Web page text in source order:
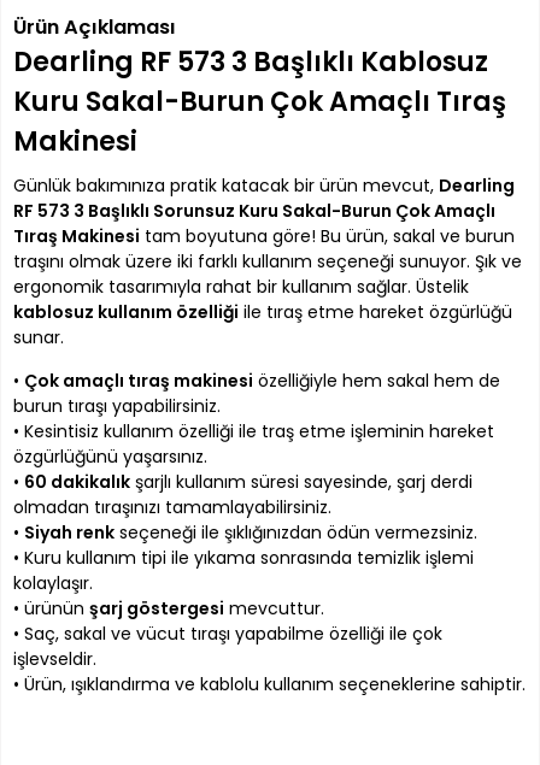
Ürün Açıklaması
Dearling RF 573 3 Başlıklı Kablosuz
Kuru Sakal-Burun Çok Amaçlı Tıraş
Makinesi
Günlük bakımınıza pratik katacak bir ürün mevcut, Dearling
RF 573 3 Başlıklı Sorunsuz Kuru Sakal-Burun Çok Amaçlı
Tıraş Makinesi tam boyutuna göre! Bu ürün, sakal ve burun
traşını olmak üzere iki farklı kullanım seçeneği sunuyor. Şık ve
ergonomik tasarımıyla rahat bir kullanım sağlar. Üstelik
kablosuz kullanım özelliği ile tıraş etme hareket özgürlüğü
sunar.
• Çok amaçlı tıraş makinesi özelliğiyle hem sakal hem de
burun tıraşı yapabilirsiniz.
• Kesintisiz kullanım özelliği ile traş etme işleminin hareket
özgürlüğünü yaşarsınız.
• 60 dakikalık şarjlı kullanım süresi sayesinde, şarj derdi
olmadan tıraşınızı tamamlayabilirsiniz.
• Siyah renk seçeneği ile şıklığınızdan ödün vermezsiniz.
• Kuru kullanım tipi ile yıkama sonrasında temizlik işlemi
kolaylaşır.
• ürünün şarj göstergesi mevcuttur.
• Saç, sakal ve vücut tıraşı yapabilme özelliği ile çok
işlevseldir.
• Ürün, ışıklandırma ve kablolu kullanım seçeneklerine sahiptir.